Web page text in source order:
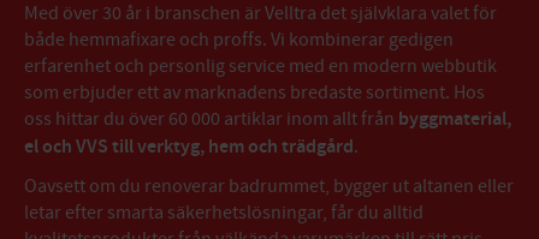
Med över 30 år i branschen är Velltra det självklara valet för
både hemmafixare och proffs. Vi kombinerar gedigen
erfarenhet och personlig service med en modern webbutik
som erbjuder ett av marknadens bredaste sortiment. Hos
oss hittar du över 60 000 artiklar inom allt från byggmaterial,
el och VVS till verktyg, hem och trädgård.
Oavsett om du renoverar badrummet, bygger ut altanen eller
letar efter smarta säkerhetslösningar, får du alltid